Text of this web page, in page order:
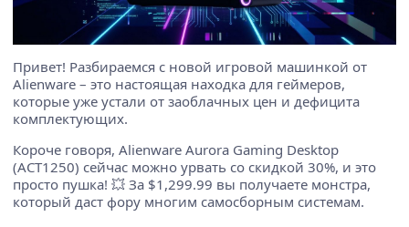
Привет! Разбираемся с новой игровой машинкой от
Alienware – это настоящая находка для геймеров,
которые уже устали от заоблачных цен и дефицита
комплектующих.
Короче говоря, Alienware Aurora Gaming Desktop
(ACT1250) сейчас можно урвать со скидкой 30%, и это
просто пушка! 💥 За $1,299.99 вы получаете монстра,
который даст фору многим самосборным системам.